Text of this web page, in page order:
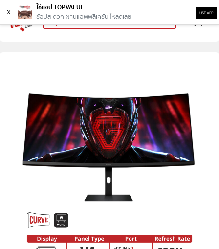
x
ใช้แอป TOPVALUE
ช้อปสะดวก ผ่านแอพพลิเคชั่น โหลดเลย
USE APP